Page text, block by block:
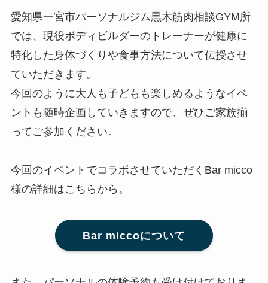
愛知県一宮市パーソナルジム黒木筋肉相談GYM所
では、現役ボディビルダーのトレーナーが健康に
特化した身体づくりや食事方法について伝授させ
ていただきます。
今回のように大人も子どもも楽しめるようなイベ
ントも随時企画していきますので、ぜひご家族揃
ってご参加ください。
今回のイベントでコラボさせていただくBar micco
様の詳細はこちらから。
Bar miccoについて